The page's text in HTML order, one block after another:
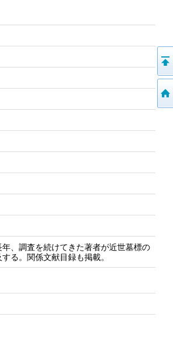
、調査を続けてきた著者が近世墓標の
る。関係文献目録も掲載。